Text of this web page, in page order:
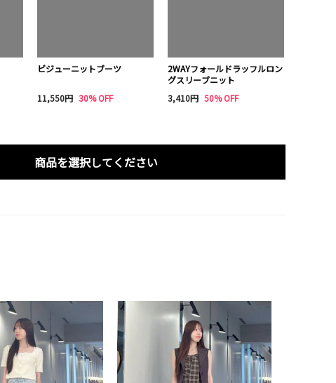
ビジューニットブーツ
11,550円 30% OFF
2WAYフォールドラッフルロン
グスリーブニット
3,410円 50% OFF
商品を選択してください